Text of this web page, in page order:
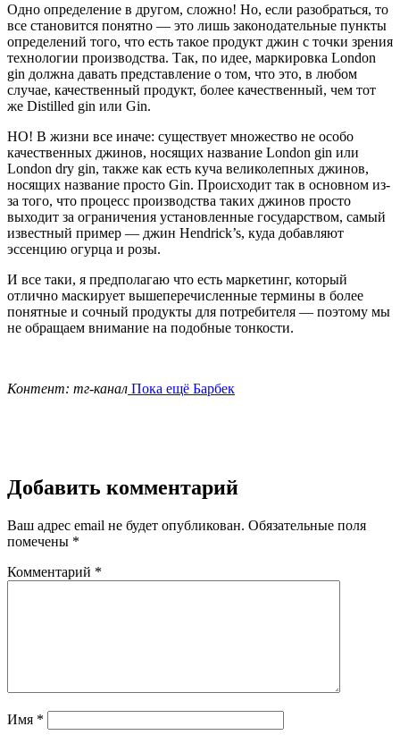
Одно определение в другом, сложно! Но, если разобраться, то
все становится понятно — это лишь законодательные пункты
определений того, что есть такое продукт джин с точки зрения
технологии производства. Так, по идее, маркировка London
gin должна давать представление о том, что это, в любом
случае, качественный продукт, более качественный, чем тот
же Distilled gin или Gin.
НО! В жизни все иначе: существует множество не особо
качественных джинов, носящих название London gin или
London dry gin, также как есть куча великолепных джинов,
носящих название просто Gin. Происходит так в основном из-
за того, что процесс производства таких джинов просто
выходит за ограничения установленные государством, самый
известный пример — джин Hendrick’s, куда добавляют
эссенцию огурца и розы.
И все таки, я предполагаю что есть маркетинг, который
отлично маскирует вышеперечисленные термины в более
понятные и сочный продукты для потребителя — поэтому мы
не обращаем внимание на подобные тонкости.
Контент: тг-канал Пока ещё Барбек
Добавить комментарий
Ваш адрес email не будет опубликован. Обязательные поля
помечены *
Комментарий *
Имя *